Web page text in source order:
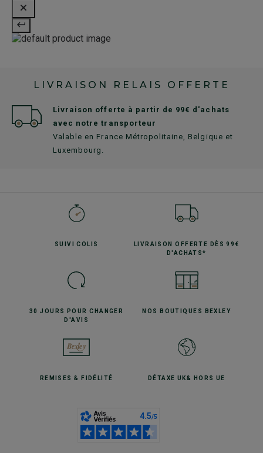
LIVRAISON RELAIS OFFERTE
Livraison offerte à partir de 99€ d'achats
avec notre transporteur
Valable en France Métropolitaine, Belgique et
Luxembourg.
SUIVICOLIS LIVRAISON OFFERTE
DÈS 99€
D'ACHATS*
30 JOURS POURCHANGER
D'AVIS
NOS BOUTIQUES BEXLEY
REMISES& FIDÉLITÉ DÉTAXE UK& HORS UE